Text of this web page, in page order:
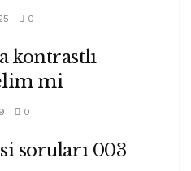
0
kontrastlı
mi
0
soruları 003